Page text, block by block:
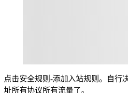
点击安全规则-添加入站规则。自行
址所有协议所有流量了。